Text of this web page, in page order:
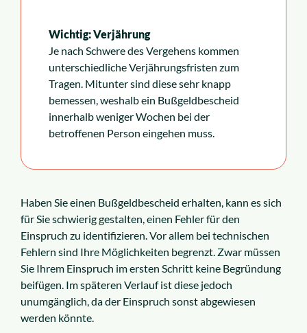
Wichtig: Verjährung
Je nach Schwere des Vergehens kommen
unterschiedliche Verjährungsfristen zum
Tragen. Mitunter sind diese sehr knapp
bemessen, weshalb ein Bußgeldbescheid
innerhalb weniger Wochen bei der
betroffenen Person eingehen muss.
Haben Sie einen Bußgeldbescheid erhalten, kann es sich
für Sie schwierig gestalten, einen Fehler für den
Einspruch zu identifizieren. Vor allem bei technischen
Fehlern sind Ihre Möglichkeiten begrenzt. Zwar müssen
Sie Ihrem Einspruch im ersten Schritt keine Begründung
beifügen. Im späteren Verlauf ist diese jedoch
unumgänglich, da der Einspruch sonst abgewiesen
werden könnte.